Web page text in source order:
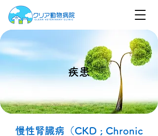
​疾患
​慢性腎臓病（CKD ; Chronic